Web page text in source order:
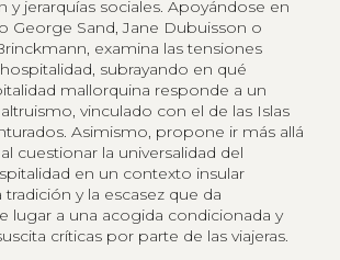
y jerarquías sociales. Apoyándose en
George Sand, Jane Dubuisson o
examina las tensiones
subrayando en qué
mallorquina responde a un
vinculado con el de las Islas
Asimismo, propone ir más allá
cuestionar la universalidad del
en un contexto insular
y la escasez que da
lugar a una acogida condicionada y
críticas por parte de las viajeras.